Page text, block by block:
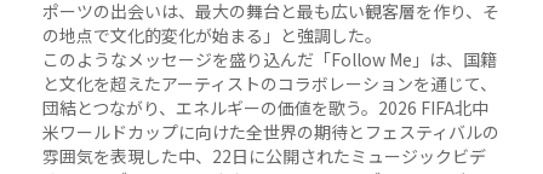
ポーツの出会いは、最大の舞台と最も広い観客層を作り、そ
の地点で文化的変化が始まる」と強調した。
このようなメッセージを盛り込んだ「Follow Me」は、国籍
と文化を超えたアーティストのコラボレーションを通じて、
団結とつながり、エネルギーの価値を歌う。2026 FIFA北中
米ワールドカップに向けた全世界の期待とフェスティバルの
雰囲気を表現した中、22日に公開されたミュージックビデ